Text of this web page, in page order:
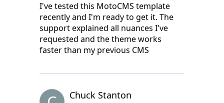
I've tested this MotoCMS template
recently and I'm ready to get it. The
support explained all nuances I've
requested and the theme works
faster than my previous CMS
Chuck Stanton